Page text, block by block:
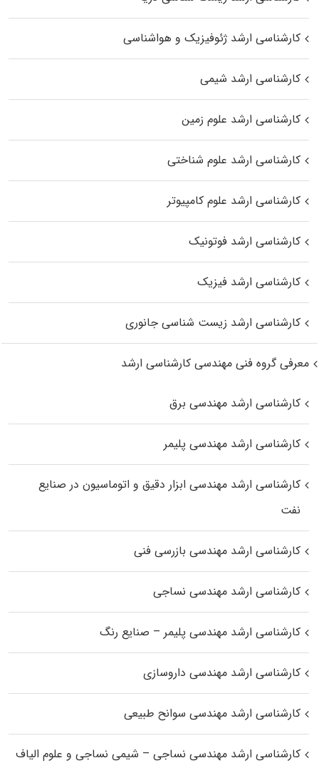
کارشناسی ارشد ژئوفیزیک و هواشناسی
کارشناسی ارشد شیمی
کارشناسی ارشد علوم زمین
کارشناسی ارشد علوم شناختی
کارشناسی ارشد علوم کامپیوتر
کارشناسی ارشد فوتونیک
کارشناسی ارشد فیزیک
کارشناسی ارشد زیست‌ شناسی جانوری
معرفی گروه فنی مهندسی کارشناسی ارشد
کارشناسی ارشد مهندسی برق
کارشناسی ارشد مهندسی پلیمر
کارشناسی ارشد مهندسی ابزار دقیق و اتوماسیون در صنایع
نفت
کارشناسی ارشد مهندسی بازرسی فنی
کارشناسی ارشد مهندسی نساجی
کارشناسی ارشد مهندسی پلیمر – صنایع رنگ
کارشناسی ارشد مهندسی داروسازی
کارشناسی ارشد مهندسی سوانح طبیعی
کارشناسی ارشد مهندسی نساجی – شیمی نساجی و علوم الیاف